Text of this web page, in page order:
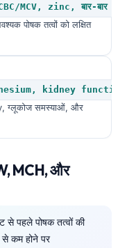
zinc, बार-बार होने
पोषक तत्वों को लक्षित
kidney function,
ग्लूकोज समस्याओं, और
MCH, और
से पहले पोषक तत्वों की
कम होने पर